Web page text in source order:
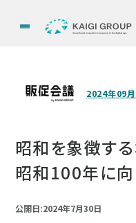
2024年09
昭和を象徴す
昭和100年に向
公開日:2024年7月30日